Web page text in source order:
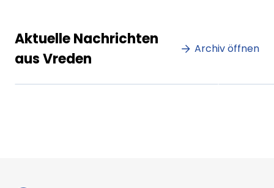
Aktuelle Nachrichten
aus Vreden
Archiv öffnen
Lorem ipsum Lorem ipsum